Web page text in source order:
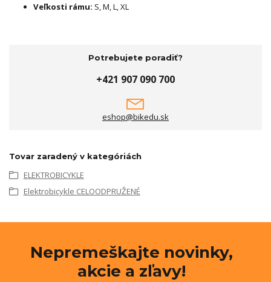
Veľkosti rámu: S, M, L, XL
Potrebujete poradiť?
+421 907 090 700
eshop@bikedu.sk
Tovar zaradený v kategóriách
ELEKTROBICYKLE
Elektrobicykle CELOODPRUŽENÉ
Nepremeškajte novinky,
akcie a zľavy!